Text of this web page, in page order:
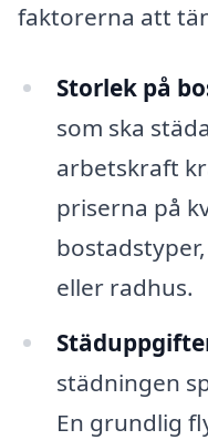
faktorerna att
Storlek på
som ska
arbetskraft
priserna på
eller radhus.
städningen
En grundlig